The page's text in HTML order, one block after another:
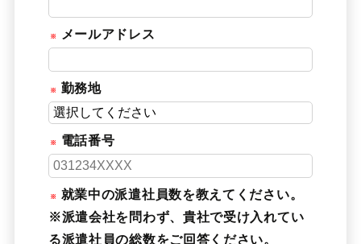
メールアドレス
勤務地
電話番号
就業中の派遣社員数を教えてください。
※派遣会社を問わず、貴社で受け入れてい
る派遣社員の総数をご回答ください。